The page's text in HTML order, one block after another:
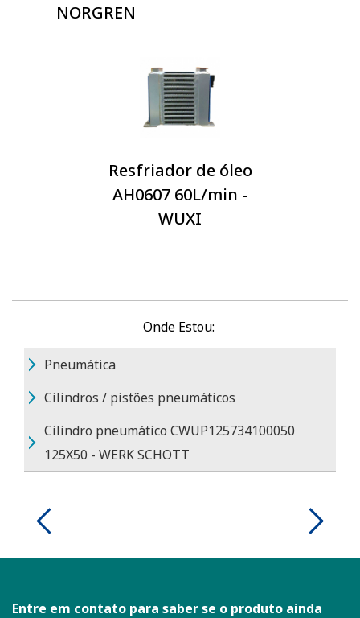
NORGREN
Resfriador de óleo
AH0607 60L/min -
WUXI
Onde Estou:
Pneumática
Cilindros / pistões pneumáticos
Cilindro pneumático CWUP125734100050
125X50 - WERK SCHOTT
Entre em contato para saber se o produto ainda